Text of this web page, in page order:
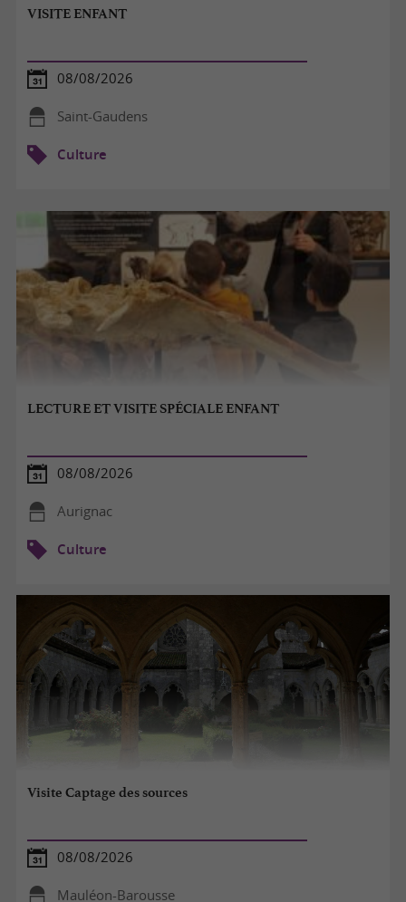
VISITE ENFANT
08/08/2026
Saint-Gaudens
Culture
LECTURE ET VISITE SPÉCIALE ENFANT
08/08/2026
Aurignac
Culture
Visite Captage des sources
08/08/2026
Mauléon-Barousse